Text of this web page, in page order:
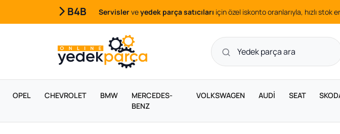
B4B Servislerveyedek parça satıcıları için özel iskonto oranlarıyla, hızlı stok
OPEL CHEVROLET BMW
MERCEDES-
BENZ
VOLKSWAGEN AUDİ SEAT